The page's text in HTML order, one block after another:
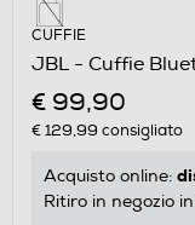
CUFFIE
JBL - Cuffie
€ 99,90
€ 129,99 consigliato
Acquisto online:
Ritiro in negozio